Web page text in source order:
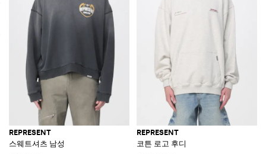
REPRESENT
스웨트셔츠 남성
REPRESENT
코튼 로고 후디